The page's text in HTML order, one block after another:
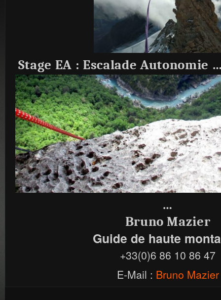
Stage EA : Escalade Autonomie
…
Bruno Mazier
Guide de haute
+33(0)6 86 10 86 47
E-Mail : Bruno Mazier